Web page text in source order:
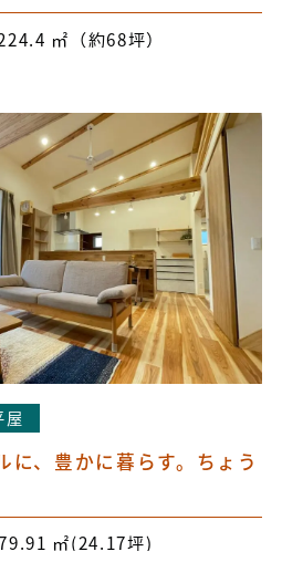
㎡（約68坪）
屋
に、豊かに暮らす。ちょう
㎡(24.17坪)